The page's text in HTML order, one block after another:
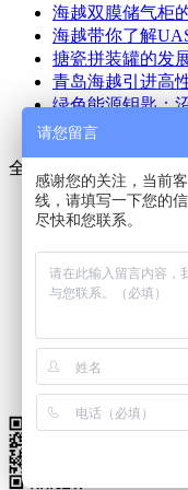
海越双膜储气柜
海越带你了解
搪瓷拼装罐的发
青岛海越引进高
绿色能源钥匙：
畜牧业与沼气工
全国免费服务电话：
135-8926-0514
版权所有 ©2026
双膜储气柜
地址：山东省青
XML站图
网站建设
专业生产双膜沼
请您留言
感谢您的关注，当前
线，请填写一下您的
尽快和您联系。